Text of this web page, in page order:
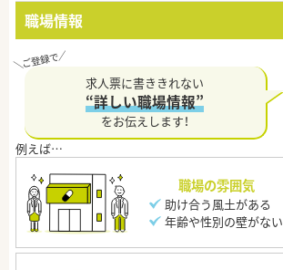
職場情報
求人票に書ききれない
“詳しい職場情報”
をお伝えします！
職場の雰囲気
助け合う風土がある
年齢や性別の壁がない